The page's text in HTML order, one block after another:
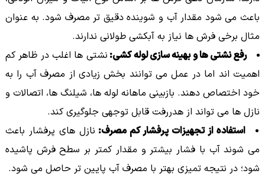
باعث می شود مقدار آب و شوینده دقیق تر مصرف شود. به عنوان
مثال برخی فرش ها نیاز به آبکشی طولانی ندارند.
رفع نشتی ها و بهینه سازی لوله کشی: نشتی ها اغلب در ظاهر کم
اهمیت اند اما در عمل می توانند بخش زیادی از مصرف آب را به
خود اختصاص دهند. بازبینی ماهانه لوله ها، شیلنگ ها، اتصالات و
نازل ها می تواند از هدررفت قابل توجهی جلوگیری کند.
استفاده از تجهیزات پرفشار کم مصرف: نازل های پرفشار باعث
می شوند آب با فشار بیشتر و مقدار کمتر بر سطح فرش پاشیده
شود؛ در نتیجه تمیزی بهتر با مصرف آب پایین تر حاصل می شود.